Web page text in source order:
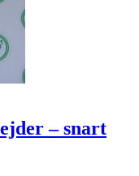
– snart